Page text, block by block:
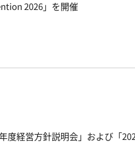
2026」を開催
度経営方針説明会」および「